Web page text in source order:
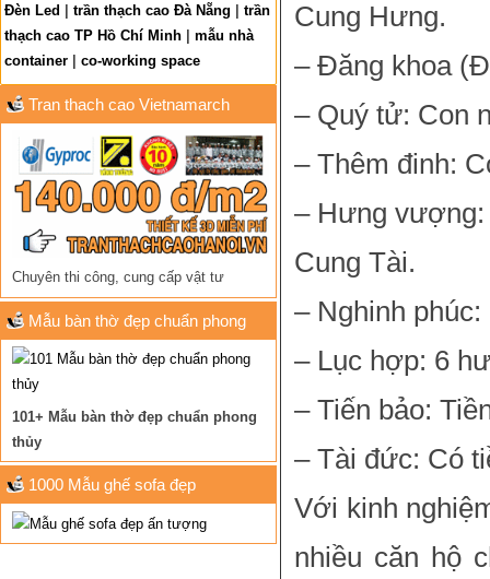
Đèn Led trần thạch cao Đà Nẵng
trần
thạch cao TP Hồ Chí Minh
mẫu nhà
container
co-working space
Tran thach cao Vietnamarch
Chuyên thi công, cung cấp vật tư
Mẫu bàn thờ đẹp chuẩn phong
thủy
101+ Mẫu bàn thờ đẹp chuẩn phong
thủy
1000 Mẫu ghế sofa đẹp
Cung Hưng.
– Đăng khoa
– Quý tử: Con
– Thêm đinh:
– Hưng vượng:
Cung Tài.
– Nghinh phúc:
– Lục hợp: 6
– Tiến bảo:
– Tài đức: Có
Với kinh
nhiều căn hộ